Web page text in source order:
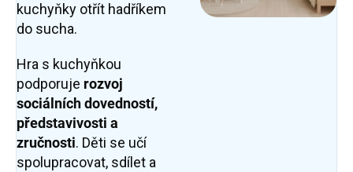
kuchyňky otřít hadříkem
do sucha.
Hra s kuchyňkou
podporuje rozvoj
sociálních dovedností,
představivosti a
zručnosti. Děti se učí
spolupracovat, sdílet a